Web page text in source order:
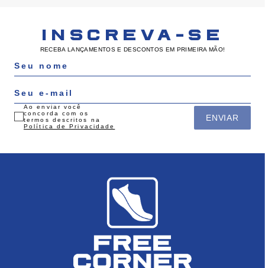
INSCREVA-SE
RECEBA LANÇAMENTOS E DESCONTOS EM PRIMEIRA MÃO!
ENVIAR
Ao enviar você
concorda com os
termos descritos na
Política de Privacidade